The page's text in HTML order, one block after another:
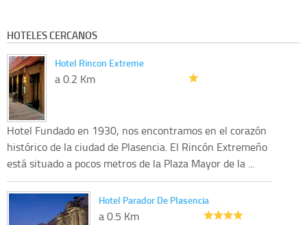
HOTELES CERCANOS
Hotel Rincon Extreme
a 0.2 Km
Hotel Fundado en 1930, nos encontramos en el corazón
histórico de la ciudad de Plasencia. El Rincón Extremeño
está situado a pocos metros de la Plaza Mayor de la ...
Hotel Parador De Plasencia
a 0.5 Km